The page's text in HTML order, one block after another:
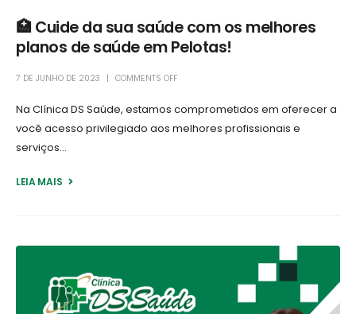
🏥 Cuide da sua saúde com os melhores
planos de saúde em Pelotas!
7 DE JUNHO DE 2023 COMMENTS OFF
Na Clínica DS Saúde, estamos comprometidos em oferecer a
você acesso privilegiado aos melhores profissionais e
serviços...
LEIA MAIS +